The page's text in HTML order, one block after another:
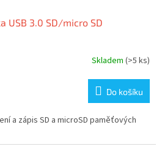
USB 3.0 SD/micro SD
Skladem (>5 ks)
Do košíku
a zápis SD a microSD paměťových